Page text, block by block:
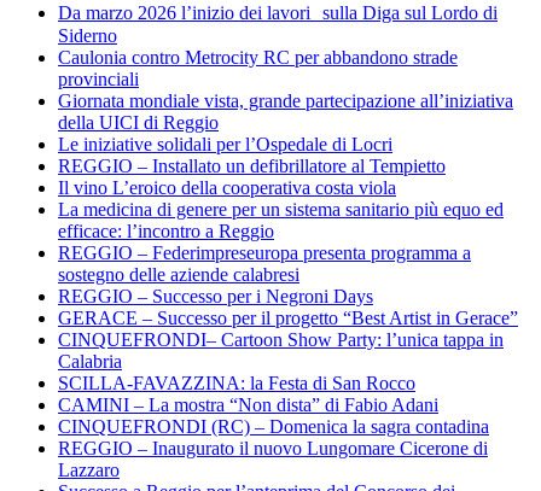
Da marzo 2026 l’inizio dei lavori sulla Diga sul Lordo di
Siderno
Caulonia contro Metrocity RC per abbandono strade
provinciali
Giornata mondiale vista, grande partecipazione all’iniziativa
della UICI di Reggio
Le iniziative solidali per l’Ospedale di Locri
REGGIO – Installato un defibrillatore al Tempietto
Il vino L’eroico della cooperativa costa viola
La medicina di genere per un sistema sanitario più equo ed
efficace: l’incontro a Reggio
REGGIO – Federimpreseuropa presenta programma a
sostegno delle aziende calabresi
REGGIO – Successo per i Negroni Days
GERACE – Successo per il progetto “Best Artist in Gerace”
CINQUEFRONDI– Cartoon Show Party: l’unica tappa in
Calabria
SCILLA-FAVAZZINA: la Festa di San Rocco
CAMINI – La mostra “Non dista” di Fabio Adani
CINQUEFRONDI (RC) – Domenica la sagra contadina
REGGIO – Inaugurato il nuovo Lungomare Cicerone di
Lazzaro